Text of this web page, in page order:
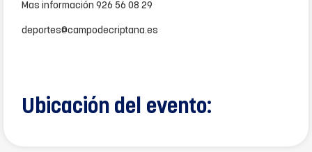
Mas información 926 56 08 29
deportes@campodecriptana.es
Ubicación del evento: